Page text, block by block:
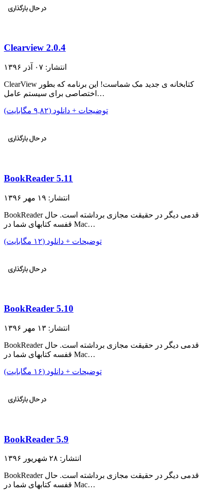
Clearview 2.0.4
انتشار: ۰۷ آذر ۱۳۹۶
ClearView کتابخانه ی جدید مک شماست! این برنامه که بطور
اختصاصی برای سیستم عامل…
توضیحات + دانلود (۹,۸۲ مگابایت)
BookReader 5.11
انتشار: ۱۹ مهر ۱۳۹۶
BookReader قدمی دیگر در حقیقت مجازی برداشته است. حال
قفسه کتابهای شما در Mac…
توضیحات + دانلود (۱۲ مگابایت)
BookReader 5.10
انتشار: ۱۳ مهر ۱۳۹۶
BookReader قدمی دیگر در حقیقت مجازی برداشته است. حال
قفسه کتابهای شما در Mac…
توضیحات + دانلود (۱۶ مگابایت)
BookReader 5.9
انتشار: ۲۸ شهریور ۱۳۹۶
BookReader قدمی دیگر در حقیقت مجازی برداشته است. حال
قفسه کتابهای شما در Mac…